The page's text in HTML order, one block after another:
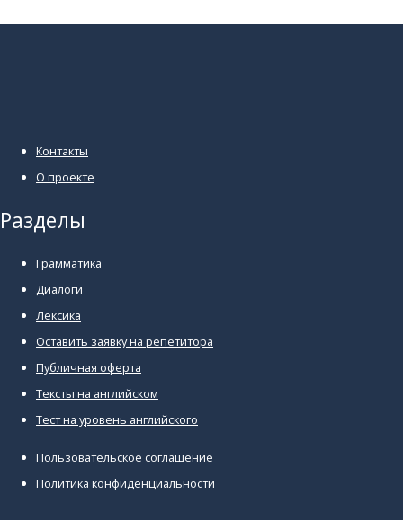
Контакты
О проекте
Разделы
Грамматика
Диалоги
Лексика
Оставить заявку на репетитора
Публичная оферта
Тексты на английском
Тест на уровень английского
Пользовательское соглашение
Политика конфиденциальности